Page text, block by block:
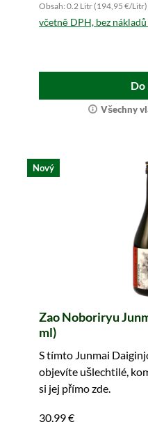
Obsah: 0.2 Litr (194,95 €/Litr)
včetně DPH, bez
Do
Všechny
Nový
Zao Noboriryu
ml)
S tímto Junmai
objevíte ušlechtilé,
si jej přímo zde.
30,99 €